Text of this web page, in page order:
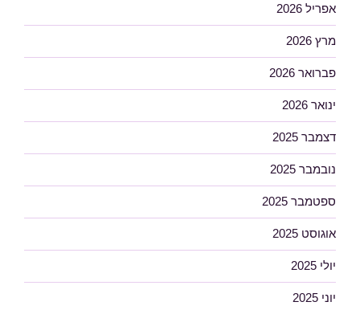
אפריל 2026
מרץ 2026
פברואר 2026
ינואר 2026
דצמבר 2025
נובמבר 2025
ספטמבר 2025
אוגוסט 2025
יולי 2025
יוני 2025